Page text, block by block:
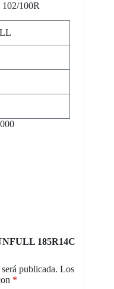
100R
185R14C
publicada. Los
*